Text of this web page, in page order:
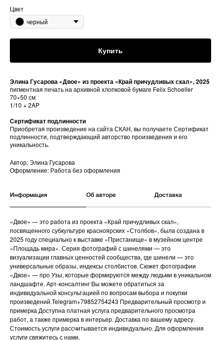
Цвет
черный
Купить
Элина Гусарова «Двое» из проекта «Край причудливых скал», 2025
пигментная печать на архивной хлопковой бумаге Felix Schoeller
70×50 см
1/10 + 2AP
Сертификат подлинности
Приобретая произведение на сайта СКАН, вы получаете Сертификат
подлинности, подтверждающий авторство произведения и его
уникальность.
Автор: Элина Гусарова
Оформление: Работа без оформления
Информация Об авторе Доставка
«Двое» — это работа из проекта «Край причудливых скал»,
посвященного субкультуре красноярских «Столбов», была создана в
2025 году специально к выставке «Пристанище» в музейном центре
«Площадь мира». Серия фотографий с шинелями — это
визуализации главных ценностей сообщества, где шинели — это
универсальные образы, индексы столбистов. Сюжет фотографии
«Двое» — про Узы, которые формируются между людьми в уникальном
ландшафте. Арт-консалтинг Вы можете обратиться за
индивидуальной консультацией по вопросам выбора и покупки
произведений.Telegram+79852754243 Предварительный просмотр и
примерка Доступна платная услуга предварительного просмотра
работ, а также примерка в интерьер. Доставка по вашему адресу.
Стоимость услуги рассчитывается индивидуально. Для оформления
услуги свяжитесь с нами.